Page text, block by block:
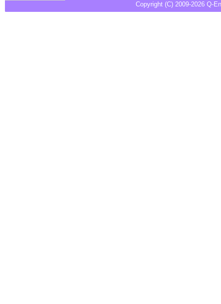
Copyright (C) 2009-2026 Q-